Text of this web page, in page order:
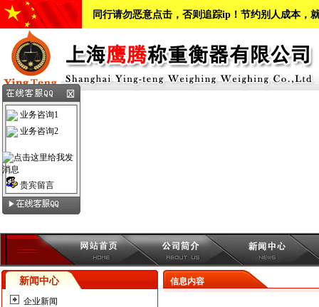
同行请勿恶意点击，否则追踪ip！节约别人成本，
新闻中心
企业新闻
信息内容
业务咨询1
业务咨询2
贵宾留言